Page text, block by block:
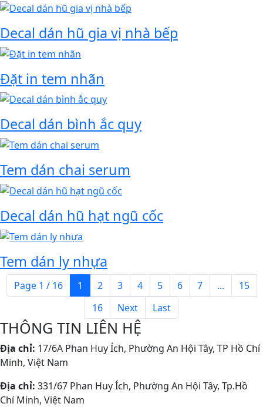
Decal dán hũ gia vị nhà bếp
Đặt in tem nhãn
Decal dán bình ắc quy
Tem dán chai serum
Decal dán hũ hạt ngũ cốc
Tem dán ly nhựa
Page 1 / 16 1 2 3 4 5 6 7 ...
15
16
Next Last
THÔNG TIN LIÊN HỆ
Địa chỉ: 17/6A Phan Huy Ích, Phường An Hội Tây, TP Hồ Chí
Minh, Việt Nam
Địa chỉ: 331/67 Phan Huy Ích, Phường An Hội Tây, Tp.Hồ
Chí Minh, Việt Nam